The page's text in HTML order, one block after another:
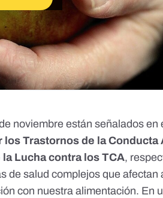
noviembre están señalados en
los Trastornos de la Conducta
Lucha contra los TCA,
de salud complejos que afectan
con nuestra alimentación. En